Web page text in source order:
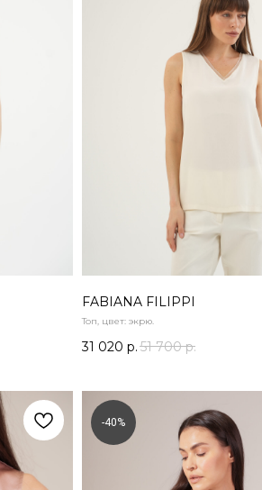
FABIANA FILIPPI
Топ, цвет: экрю.
31 020 р. 51 700 р.
-40%